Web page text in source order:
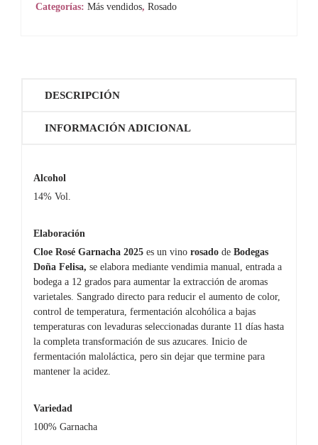
Doña
Categorías: Más vendidos, Rosado
DESCRIPCIÓN
INFORMACIÓN ADICIONAL
Alcohol
14% Vol.
Elaboración
Cloe Rosé Garnacha 2025es un vinorosado deBodegas
Doña Felisa, se elabora mediante vendimia manual, entrada a
bodega a 12 grados para aumentar la extracción de aromas
varietales. Sangrado directo para reducir el aumento de color,
control de temperatura, fermentación alcohólica a bajas
temperaturas con levaduras seleccionadas durante 11 días hasta
la completa transformación de sus azucares. Inicio de
fermentación maloláctica, pero sin dejar que termine para
mantener la acidez.
Variedad
100% Garnacha